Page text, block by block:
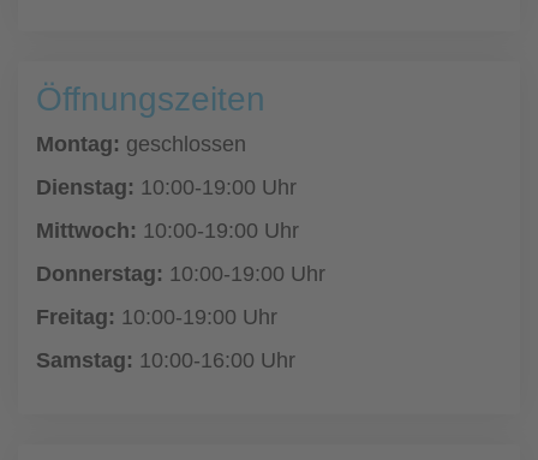
Öffnungszeiten
Montag: geschlossen
Dienstag: 10:00-19:00 Uhr
Mittwoch: 10:00-19:00 Uhr
Donnerstag: 10:00-19:00 Uhr
Freitag: 10:00-19:00 Uhr
Samstag: 10:00-16:00 Uhr